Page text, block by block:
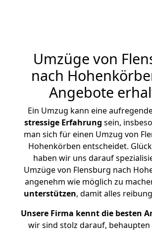
Umzüge von
nach
Angebote
Ein Umzug kann eine
stressige Erfahrung sein,
man sich für einen Umzug von
Hohenkörben entscheidet.
haben wir uns darauf
Umzüge von Flensburg nach
angenehm wie möglich zu
unterstützen, damit alles
Unsere Firma kennt die besten
wir sind stolz darauf, behaupten